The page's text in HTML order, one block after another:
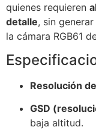
quienes requieren
detalle, sin
la cámara RGB61
Resolución
GSD
baja altitud.